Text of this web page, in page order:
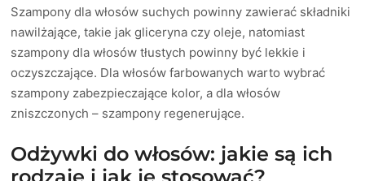
Szampony dla włosów suchych powinny zawierać składniki
nawilżające, takie jak gliceryna czy oleje, natomiast
szampony dla włosów tłustych powinny być lekkie i
oczyszczające. Dla włosów farbowanych warto wybrać
szampony zabezpieczające kolor, a dla włosów
zniszczonych – szampony regenerujące.
Odżywki do włosów: jakie są ich